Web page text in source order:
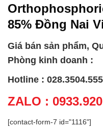
85% Đồng Nai
Giá bán sản phẩm,
Phòng kinh doanh :
Hotline :
ZALO :
[contact-form-7 id="1116"]